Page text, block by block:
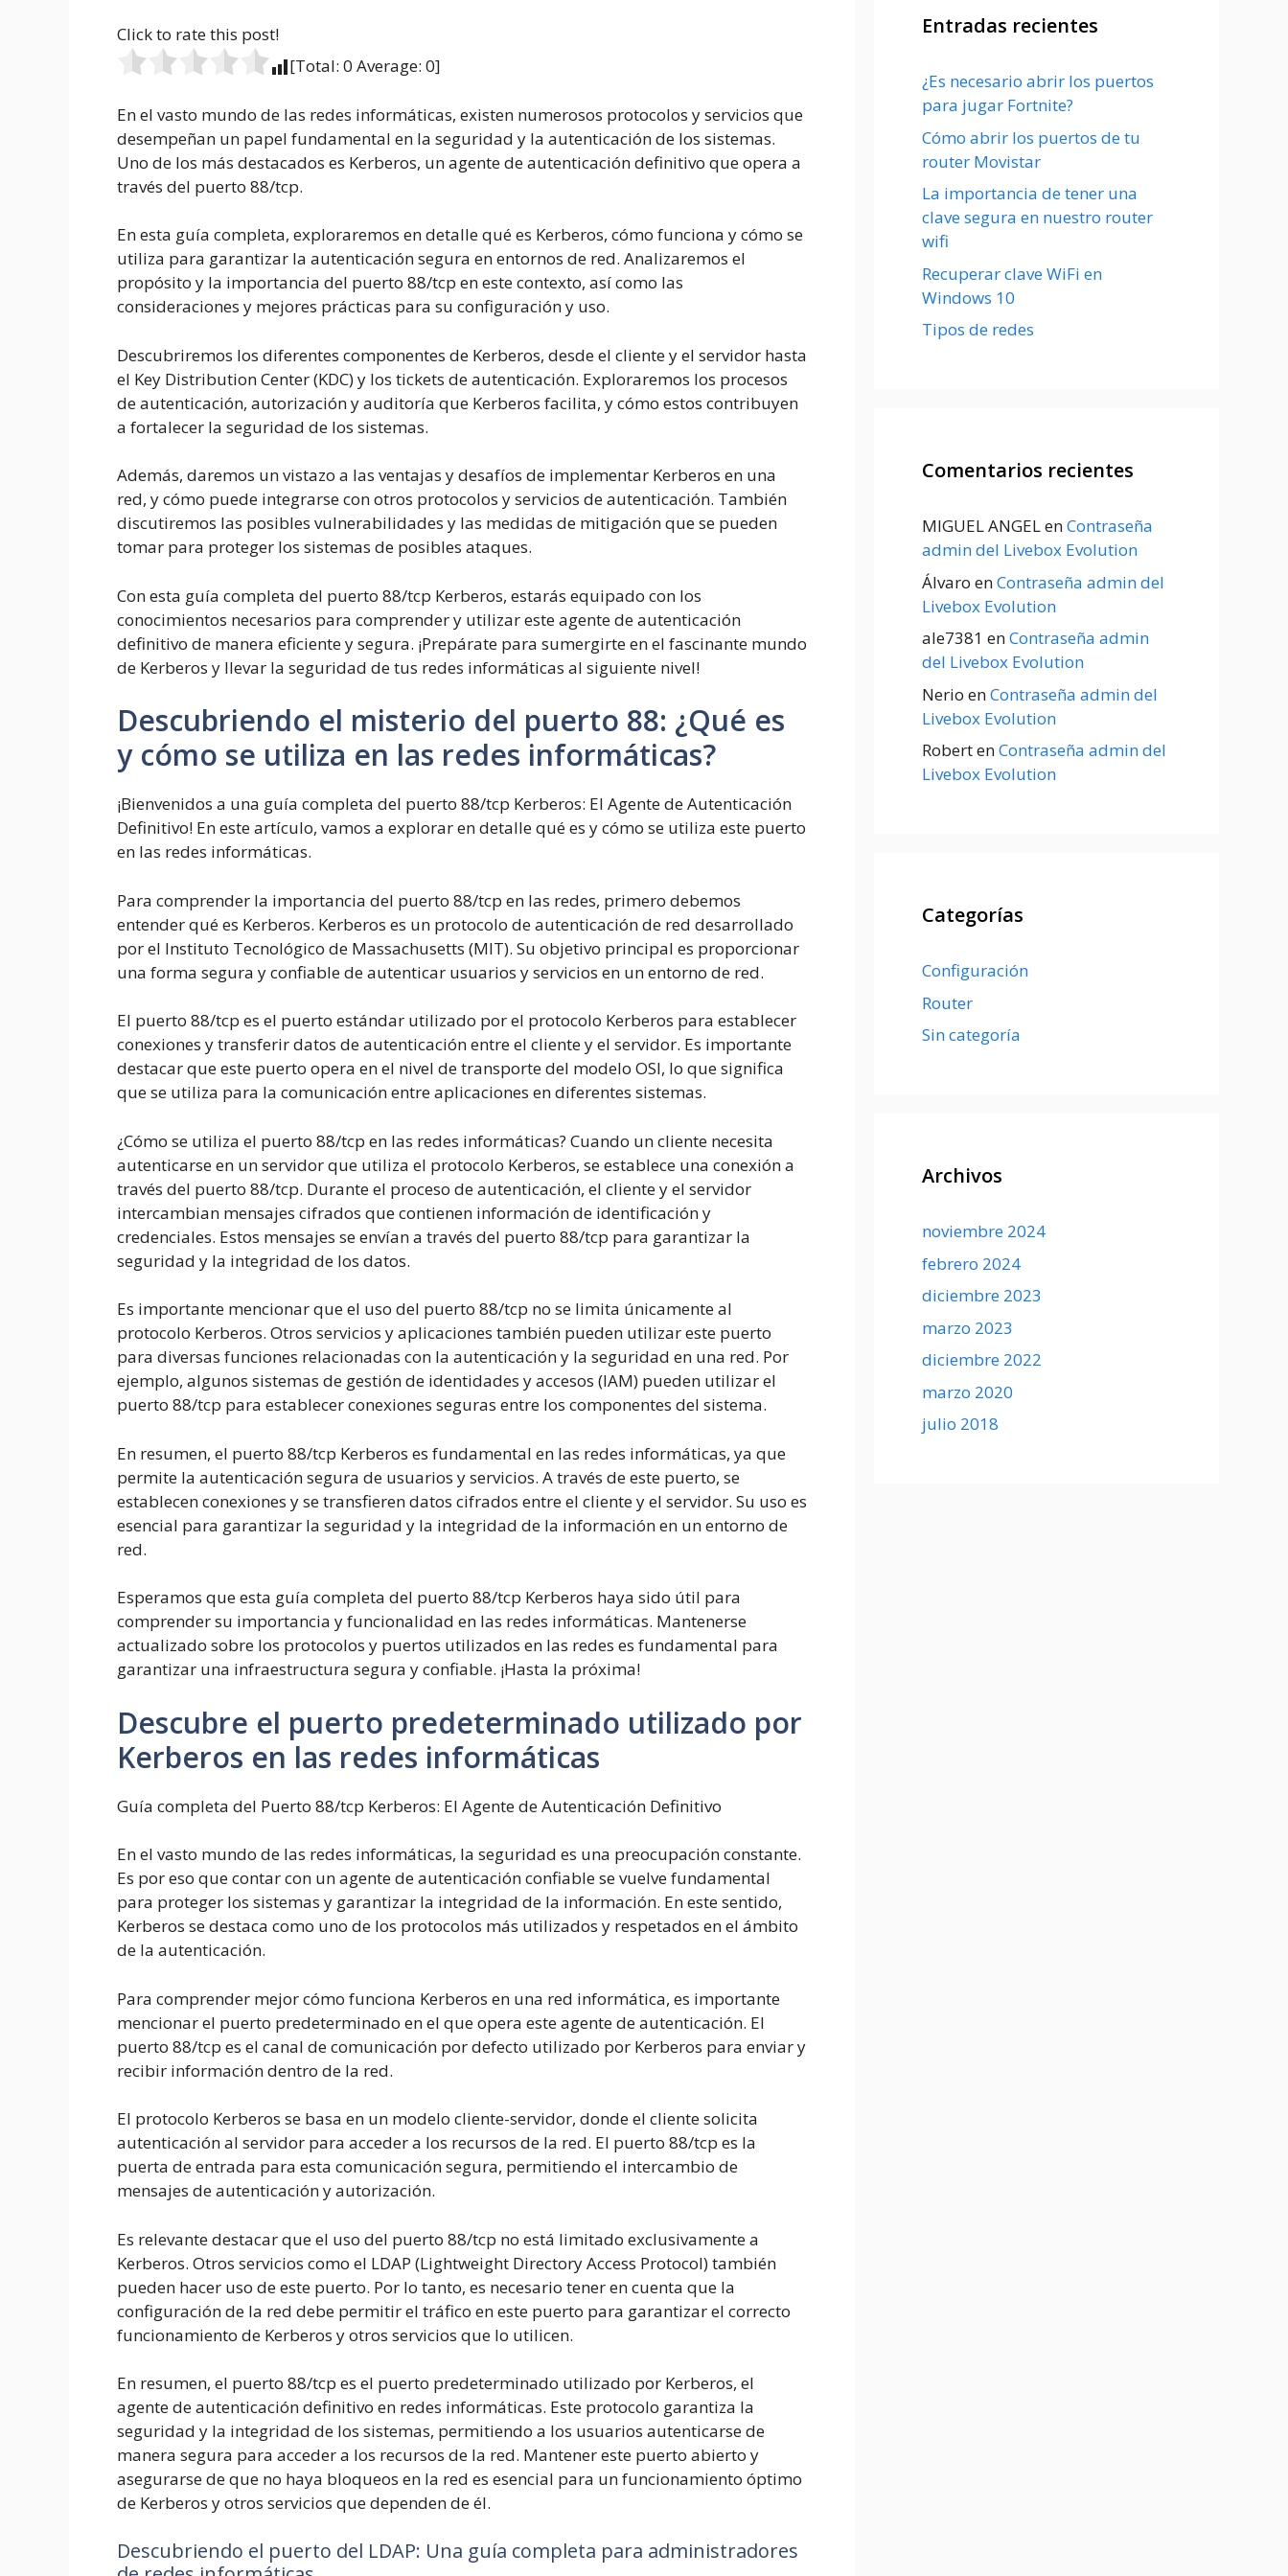
Click to rate this post!
[Total: 0 Average: 0]
En el vasto mundo de las redes informáticas, existen numerosos protocolos y servicios que
desempeñan un papel fundamental en la seguridad y la autenticación de los sistemas.
Uno de los más destacados es Kerberos, un agente de autenticación definitivo que opera a
través del puerto 88/tcp.
En esta guía completa, exploraremos en detalle qué es Kerberos, cómo funciona y cómo se
utiliza para garantizar la autenticación segura en entornos de red. Analizaremos el
propósito y la importancia del puerto 88/tcp en este contexto, así como las
consideraciones y mejores prácticas para su configuración y uso.
Descubriremos los diferentes componentes de Kerberos, desde el cliente y el servidor hasta
el Key Distribution Center (KDC) y los tickets de autenticación. Exploraremos los procesos
de autenticación, autorización y auditoría que Kerberos facilita, y cómo estos contribuyen
a fortalecer la seguridad de los sistemas.
Además, daremos un vistazo a las ventajas y desafíos de implementar Kerberos en una
red, y cómo puede integrarse con otros protocolos y servicios de autenticación. También
discutiremos las posibles vulnerabilidades y las medidas de mitigación que se pueden
tomar para proteger los sistemas de posibles ataques.
Con esta guía completa del puerto 88/tcp Kerberos, estarás equipado con los
conocimientos necesarios para comprender y utilizar este agente de autenticación
definitivo de manera eficiente y segura. ¡Prepárate para sumergirte en el fascinante mundo
de Kerberos y llevar la seguridad de tus redes informáticas al siguiente nivel!
Descubriendo el misterio del puerto 88: ¿Qué es
y cómo se utiliza en las redes informáticas?
¡Bienvenidos a una guía completa del puerto 88/tcp Kerberos: El Agente de Autenticación
Definitivo! En este artículo, vamos a explorar en detalle qué es y cómo se utiliza este puerto
en las redes informáticas.
Para comprender la importancia del puerto 88/tcp en las redes, primero debemos
entender qué es Kerberos. Kerberos es un protocolo de autenticación de red desarrollado
por el Instituto Tecnológico de Massachusetts (MIT). Su objetivo principal es proporcionar
una forma segura y confiable de autenticar usuarios y servicios en un entorno de red.
El puerto 88/tcp es el puerto estándar utilizado por el protocolo Kerberos para establecer
conexiones y transferir datos de autenticación entre el cliente y el servidor. Es importante
destacar que este puerto opera en el nivel de transporte del modelo OSI, lo que significa
que se utiliza para la comunicación entre aplicaciones en diferentes sistemas.
¿Cómo se utiliza el puerto 88/tcp en las redes informáticas? Cuando un cliente necesita
autenticarse en un servidor que utiliza el protocolo Kerberos, se establece una conexión a
través del puerto 88/tcp. Durante el proceso de autenticación, el cliente y el servidor
intercambian mensajes cifrados que contienen información de identificación y
credenciales. Estos mensajes se envían a través del puerto 88/tcp para garantizar la
seguridad y la integridad de los datos.
Es importante mencionar que el uso del puerto 88/tcp no se limita únicamente al
protocolo Kerberos. Otros servicios y aplicaciones también pueden utilizar este puerto
para diversas funciones relacionadas con la autenticación y la seguridad en una red. Por
ejemplo, algunos sistemas de gestión de identidades y accesos (IAM) pueden utilizar el
puerto 88/tcp para establecer conexiones seguras entre los componentes del sistema.
En resumen, el puerto 88/tcp Kerberos es fundamental en las redes informáticas, ya que
permite la autenticación segura de usuarios y servicios. A través de este puerto, se
establecen conexiones y se transfieren datos cifrados entre el cliente y el servidor. Su uso es
esencial para garantizar la seguridad y la integridad de la información en un entorno de
red.
Esperamos que esta guía completa del puerto 88/tcp Kerberos haya sido útil para
comprender su importancia y funcionalidad en las redes informáticas. Mantenerse
actualizado sobre los protocolos y puertos utilizados en las redes es fundamental para
garantizar una infraestructura segura y confiable. ¡Hasta la próxima!
Descubre el puerto predeterminado utilizado por
Kerberos en las redes informáticas
Guía completa del Puerto 88/tcp Kerberos: El Agente de Autenticación Definitivo
En el vasto mundo de las redes informáticas, la seguridad es una preocupación constante.
Es por eso que contar con un agente de autenticación confiable se vuelve fundamental
para proteger los sistemas y garantizar la integridad de la información. En este sentido,
Kerberos se destaca como uno de los protocolos más utilizados y respetados en el ámbito
de la autenticación.
Para comprender mejor cómo funciona Kerberos en una red informática, es importante
mencionar el puerto predeterminado en el que opera este agente de autenticación. El
puerto 88/tcp es el canal de comunicación por defecto utilizado por Kerberos para enviar y
recibir información dentro de la red.
El protocolo Kerberos se basa en un modelo cliente-servidor, donde el cliente solicita
autenticación al servidor para acceder a los recursos de la red. El puerto 88/tcp es la
puerta de entrada para esta comunicación segura, permitiendo el intercambio de
mensajes de autenticación y autorización.
Es relevante destacar que el uso del puerto 88/tcp no está limitado exclusivamente a
Kerberos. Otros servicios como el LDAP (Lightweight Directory Access Protocol) también
pueden hacer uso de este puerto. Por lo tanto, es necesario tener en cuenta que la
configuración de la red debe permitir el tráfico en este puerto para garantizar el correcto
funcionamiento de Kerberos y otros servicios que lo utilicen.
En resumen, el puerto 88/tcp es el puerto predeterminado utilizado por Kerberos, el
agente de autenticación definitivo en redes informáticas. Este protocolo garantiza la
seguridad y la integridad de los sistemas, permitiendo a los usuarios autenticarse de
manera segura para acceder a los recursos de la red. Mantener este puerto abierto y
asegurarse de que no haya bloqueos en la red es esencial para un funcionamiento óptimo
de Kerberos y otros servicios que dependen de él.
Descubriendo el puerto del LDAP: Una guía completa para administradores
Entradas recientes
¿Es necesario abrir los puertos
para jugar Fortnite?
Cómo abrir los puertos de tu
router Movistar
La importancia de tener una
clave segura en nuestro router
wifi
Recuperar clave WiFi en
Windows 10
Tipos de redes
Comentarios recientes
MIGUEL ANGELenContraseña
admin del Livebox Evolution
Álvaro enContraseña admin del
Livebox Evolution
ale7381 enContraseña admin
del Livebox Evolution
Nerio enContraseña admin del
Livebox Evolution
RobertenContraseña admin del
Livebox Evolution
Categorías
Configuración
Router
Sin categoría
Archivos
noviembre 2024
febrero 2024
diciembre 2023
marzo 2023
diciembre 2022
marzo 2020
julio 2018